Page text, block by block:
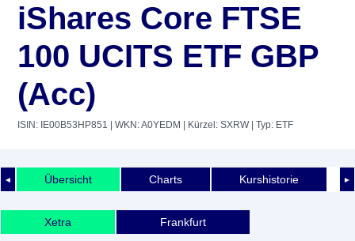
iShares Core FTSE
100 UCITS ETF GBP
(Acc)
ISIN: IE00B53HP851 | WKN: A0YEDM | Kürzel: SXRW| Typ: ETF
◄ ►
Übersicht Charts Kurshistorie
Xetra Frankfurt